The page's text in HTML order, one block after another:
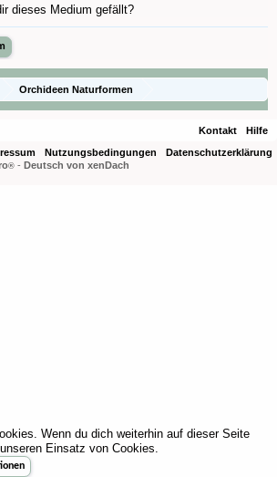
dieses Medium gefällt?
Orchideen Naturformen
Kontakt
Hilfe
Nutzungsbedingungen
Datenschutzerklärung
® - Deutsch von xenDach
Wenn du dich weiterhin auf dieser Seite
Einsatz von Cookies.